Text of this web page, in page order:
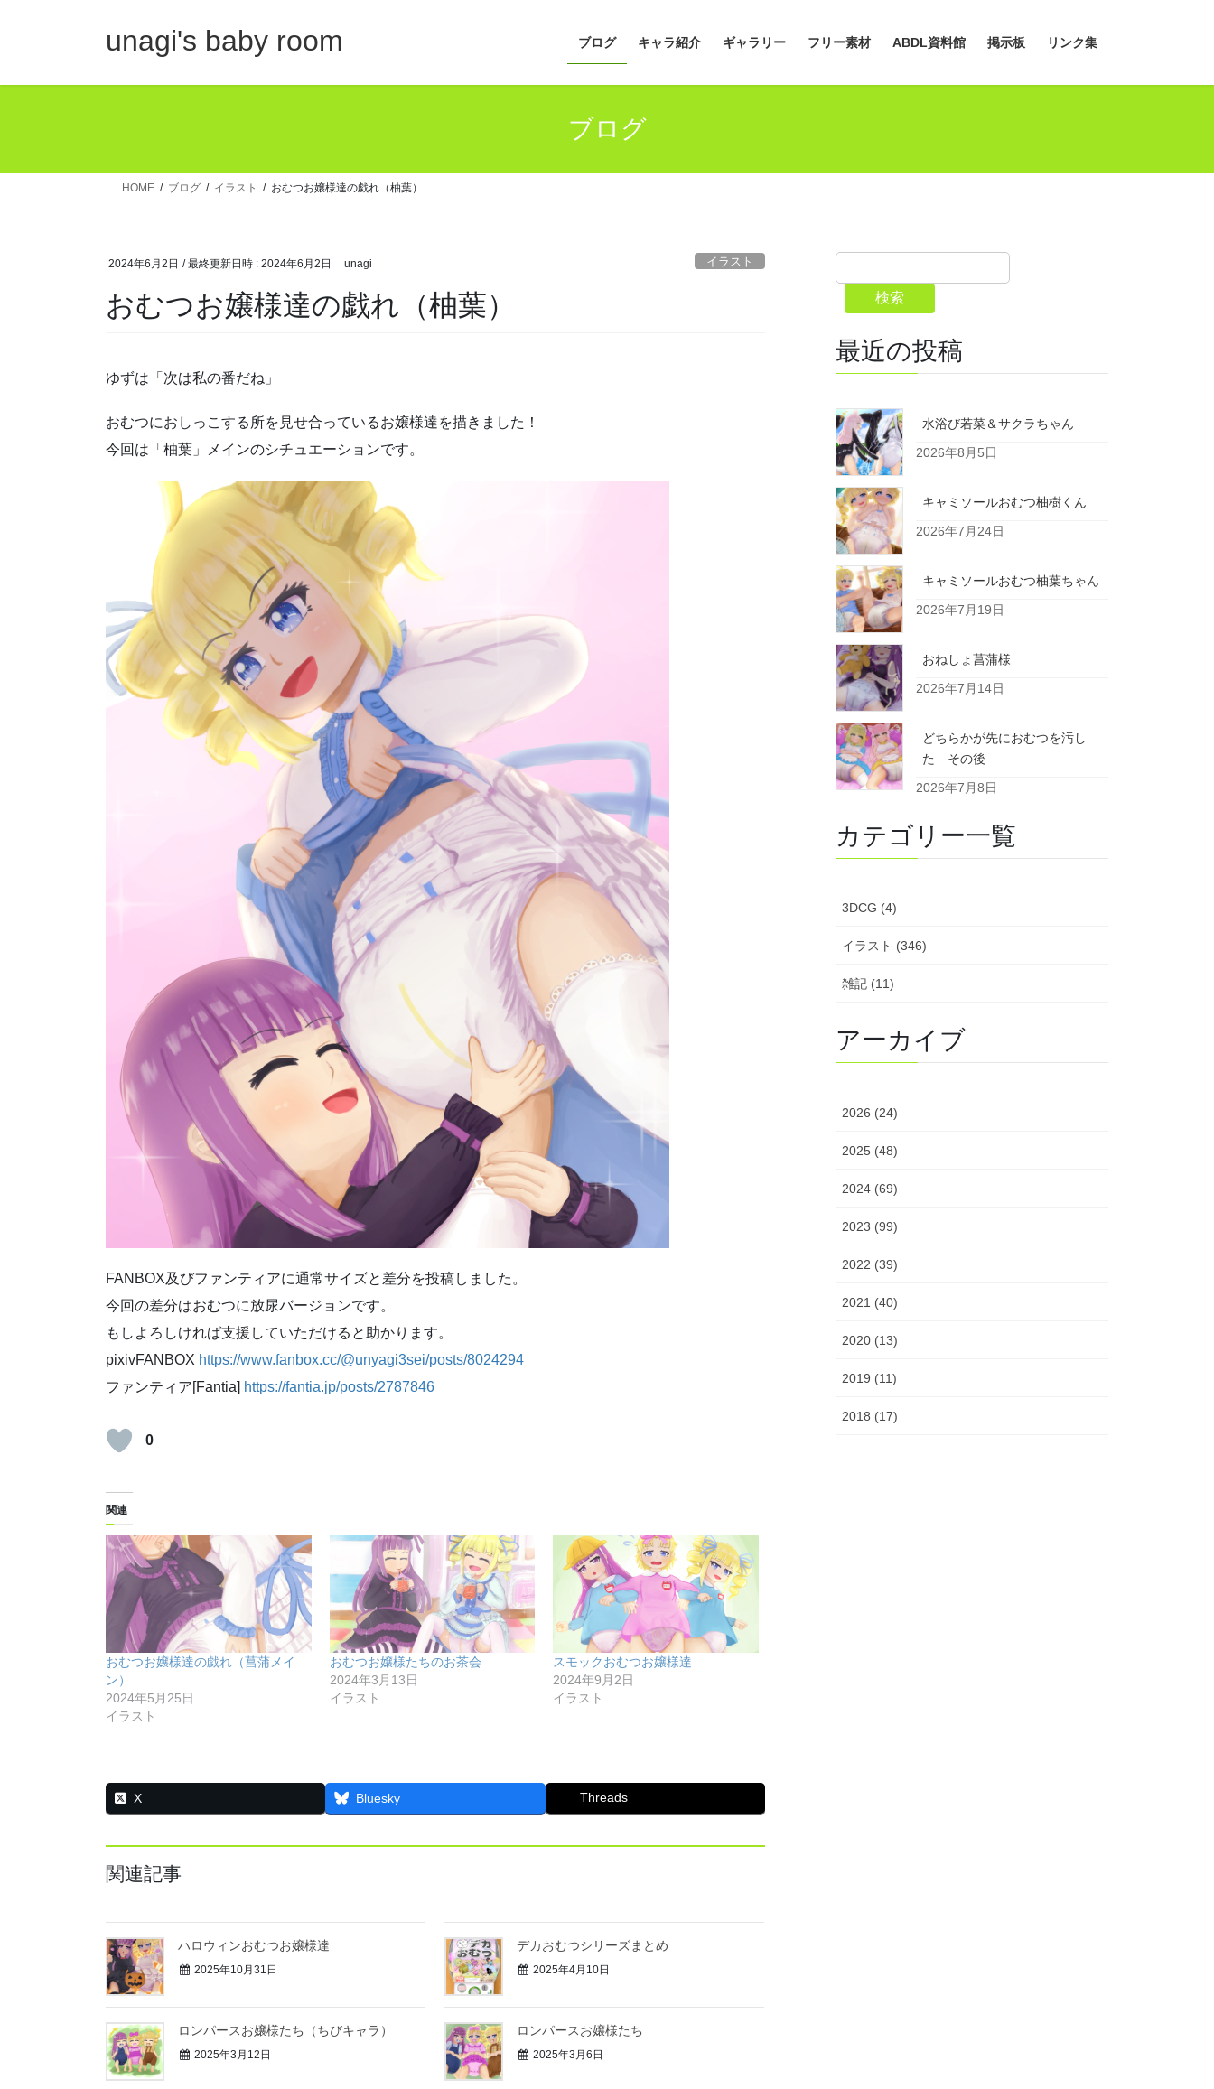
unagi's baby room ブログ キャラ紹介 ギャラリー フリー素材 ABDL資料館 掲示板 リンク集
ブログ
HOME ブログ イラスト おむつお嬢様達の戯れ（柚葉）
2024年6月2日 / 最終更新日時 : 2024年6月2日 unagi イラスト
おむつお嬢様達の戯れ（柚葉）
ゆずは「次は私の番だね」
おむつにおしっこする所を見せ合っているお嬢様達を描きました！
今回は「柚葉」メインのシチュエーションです。
FANBOX及びファンティアに通常サイズと差分を投稿しました。
今回の差分はおむつに放尿バージョンです。
もしよろしければ支援していただけると助かります。
pixivFANBOX https://www.fanbox.cc/@unyagi3sei/posts/8024294
ファンティア[Fantia] https://fantia.jp/posts/2787846
0
関連
おむつお嬢様達の戯れ（菖蒲メイ
ン）
2024年5月25日
イラスト
おむつお嬢様たちのお茶会
2024年3月13日
イラスト
スモックおむつお嬢様達
2024年9月2日
イラスト
X Bluesky Threads
関連記事
ハロウィンおむつお嬢様達
2025年10月31日
デカおむつシリーズまとめ
2025年4月10日
ロンパースお嬢様たち（ちびキャラ）
2025年3月12日
ロンパースお嬢様たち
2025年3月6日
検索
最近の投稿
水浴び若菜＆サクラちゃん
2026年8月5日
キャミソールおむつ柚樹くん
2026年7月24日
キャミソールおむつ柚葉ちゃん
2026年7月19日
おねしょ菖蒲様
2026年7月14日
どちらかが先におむつを汚し
た その後
2026年7月8日
カテゴリー一覧
3DCG (4)
イラスト (346)
雑記 (11)
アーカイブ
2026 (24)
2025 (48)
2024 (69)
2023 (99)
2022 (39)
2021 (40)
2020 (13)
2019 (11)
2018 (17)